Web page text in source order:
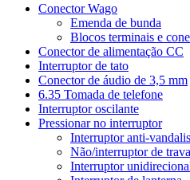
Conector Wago
Emenda de bunda
Blocos terminais e
Conector de alimentação CC
Interruptor de tato
Conector de áudio de 3,5 mm
6.35 Tomada de telefone
Interruptor oscilante
Pressionar no interruptor
Interruptor anti-
Não/interruptor de
Interruptor